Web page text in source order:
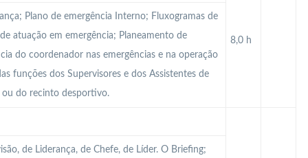
8,0 h
Plano de emergência Interno; Fluxogramas de
atuação em emergência; Planeamento de
do coordenador nas emergências e na operação
funções dos Supervisores e dos Assistentes de
do recinto desportivo.
de Liderança, de Chefe, de Líder. O Briefing;